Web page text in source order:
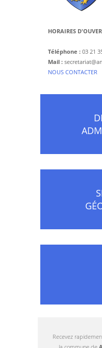
HORAIRES
Téléphone : 03 21
Mail :
​NOUS CONTACTER
Recevez